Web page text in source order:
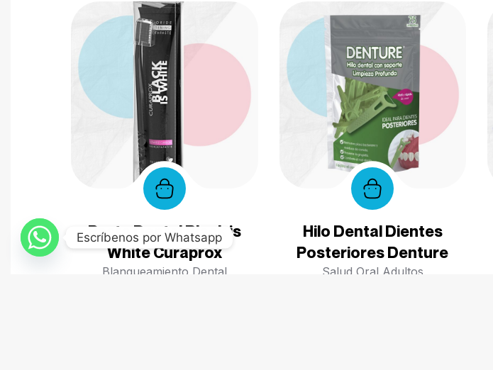
Pasta Dental Black is
White Curaprox
Blanqueamiento Dental
Hilo Dental Dientes
Posteriores Denture
Salud Oral Adultos
Escríbenos por Whatsapp